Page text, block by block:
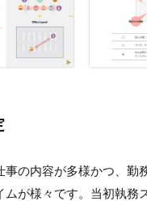
事の内容が多様かつ、勤
ムが様々です。当初執務